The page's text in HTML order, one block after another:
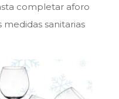
completar aforo
sanitarias